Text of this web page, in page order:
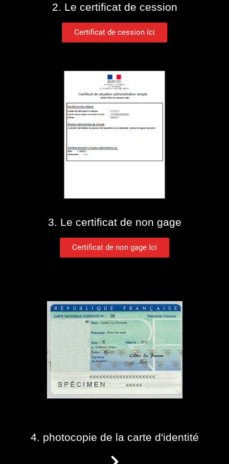
2. Le certificat de cession
Certificat de cession Ici
3. Le certificat de non gage
Certificat de non gage Ici
4. photocopie de la carte d'identité